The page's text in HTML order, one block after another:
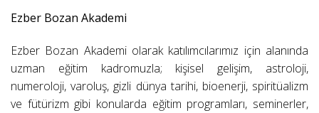
Ezber Bozan Akademi
Ezber Bozan Akademi olarak katılımcılarımız için alanında
uzman eğitim kadromuzla; kişisel gelişim, astroloji,
numeroloji, varoluş, gizli dünya tarihi, bioenerji, spiritüalizm
ve fütürizm gibi konularda eğitim programları, seminerler,